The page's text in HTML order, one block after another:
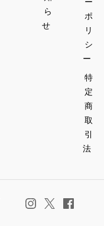
ら
せ
ポ
リ
シ
ー
特
定
商
取
引
法